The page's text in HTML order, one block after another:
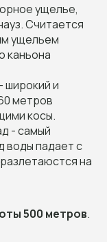
ущелье,
Считается
ущельем
каньона
широкий и
метров
косы.
- самый
воды падает с
на
500 метров.